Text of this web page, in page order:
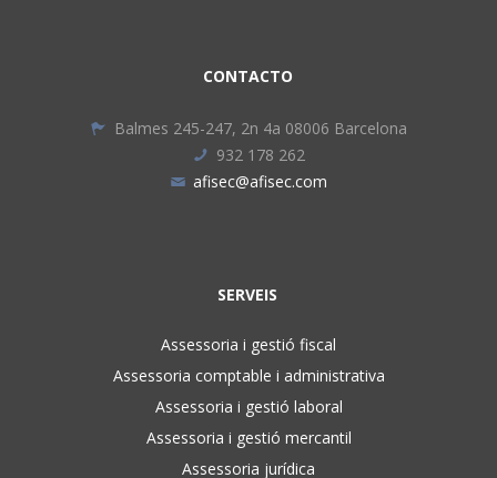
CONTACTO
Balmes 245-247, 2n 4a 08006 Barcelona
932 178 262
afisec@afisec.com
SERVEIS
Assessoria i gestió fiscal
Assessoria comptable i administrativa
Assessoria i gestió laboral
Assessoria i gestió mercantil
Assessoria jurídica